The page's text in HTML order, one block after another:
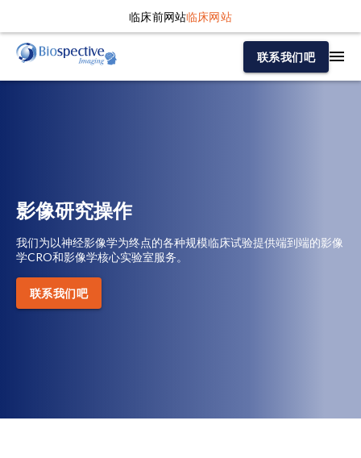
临床前网站临床网站
联系我们吧
影像研究操作
我们为以神经影像学为终点的各种规模临床试验提供端到端的影像
学CRO和影像学核心实验室服务。
联系我们吧